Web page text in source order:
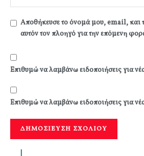
Αποθήκευσε το όνομά μου, email, και
αυτόν τον πλοηγό για την επόμενη
Επιθυμώ να λαμβάνω ειδοποιήσεις για
Επιθυμώ να λαμβάνω ειδοποιήσεις για